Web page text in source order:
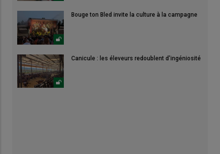
Bouge ton Bled invite la culture à la campagne
Canicule : les éleveurs redoublent d'ingéniosité